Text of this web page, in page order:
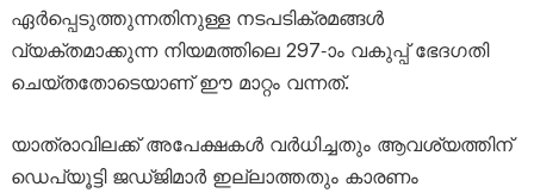
ഏർപ്പെടുത്തുന്നതിനുള്ള നടപടിക്രമങ്ങൾ
വ്യക്തമാക്കുന്ന നിയമത്തിലെ 297-ാം വകുപ്പ് ഭേദഗതി
ചെയ്തതോടെയാണ് ഈ മാറ്റം വന്നത്.
യാത്രാവിലക്ക് അപേക്ഷകൾ വർധിച്ചതും ആവശ്യത്തിന്
ഡെപ്യൂട്ടി ജഡ്ജിമാർ ഇല്ലാത്തതും കാരണം